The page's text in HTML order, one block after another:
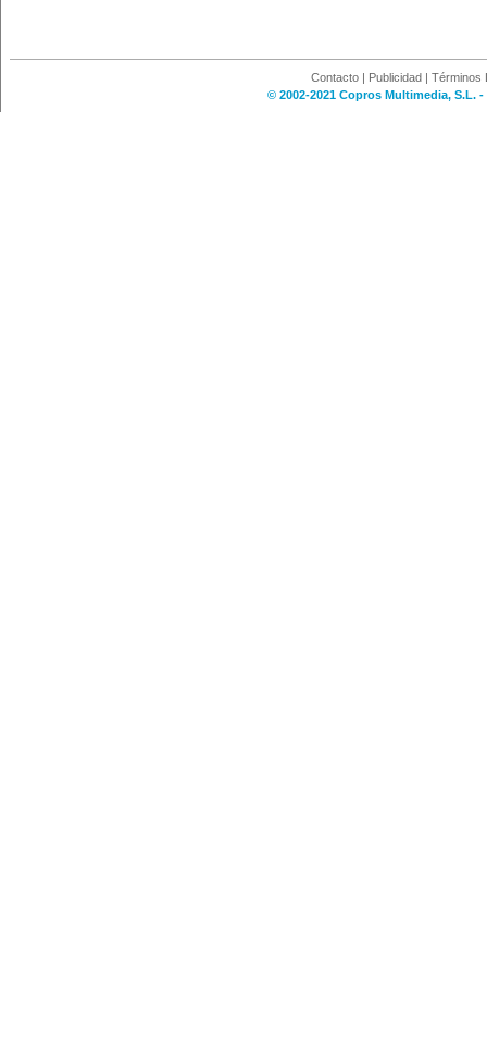
Contacto | Publicidad | Términos
© 2002-2021 Copros Multimedia, S.L.